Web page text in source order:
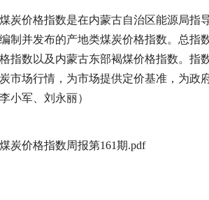
炭价格指数是在内蒙古自治区能源局指
制并发布的产地类煤炭价格指数。总指
指数以及内蒙古东部褐煤价格指数。指
市场行情，为市场提供定价基准，为政
小军、刘永丽）
炭价格指数周报第161期.pdf